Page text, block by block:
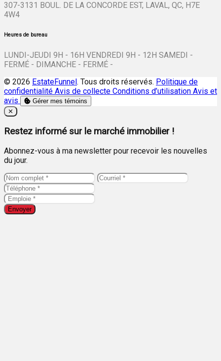
307-3131 BOUL. DE LA CONCORDE EST, LAVAL, QC, H7E
4W4
Heures de bureau
LUNDI-JEUDI 9H - 16H VENDREDI 9H - 12H SAMEDI -
FERMÉ - DIMANCHE - FERMÉ -
© 2026 EstateFunnel. Tous droits réservés. Politique de
confidentialité Avis de collecte Conditions d’utilisation Avis et
avis
Gérer mes témoins
Close
✕
Restez informé sur le marché immobilier !
Abonnez-vous à ma newsletter pour recevoir les nouvelles
du jour.
Envoyer